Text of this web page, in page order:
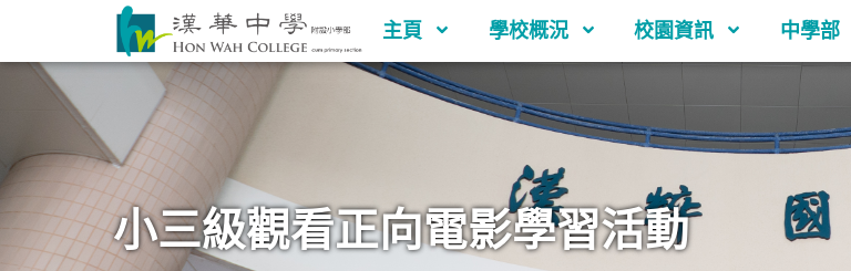
主頁 學校概況 校園資訊 中學部
小三級觀看正向電影學習活動